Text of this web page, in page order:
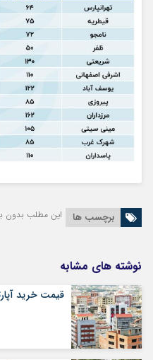
برچسب ها این مطلب بدون
نوشته های مشابه
قیمت خرید